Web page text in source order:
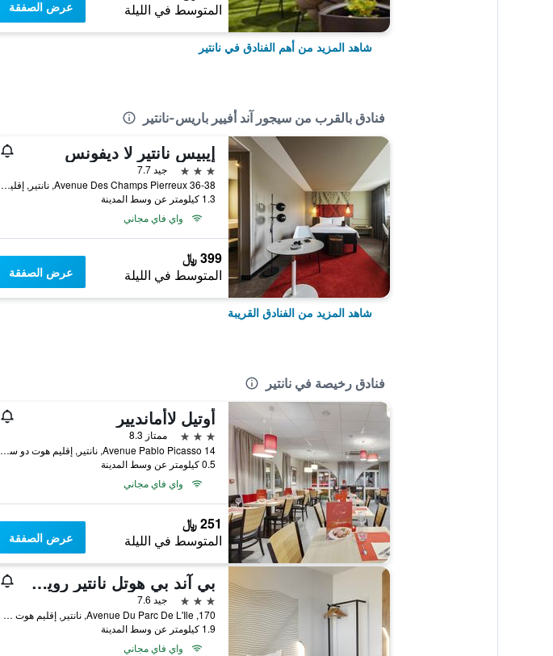
المتوسط في الليلة عرض الصفقة
شاهد المزيد من أهم الفنادق في نانتير
فنادق بالقرب من سيجور آند أفيير باريس-نانتير
إيبيس نانتير لا ديفونس
3 نجوم
جيد 7.7
36-38 Avenue Des Champs Pierreux, نانتير, إقليم هوت دو سين, فرنسا
1.3 كيلومتر عن وسط المدينة
واي فاي مجاني
399 ﷼
المتوسط في الليلة عرض الصفقة
شاهد المزيد من الفنادق القريبة
فنادق رخيصة في نانتير
أوتيل لاأمانديير
3 نجوم
ممتاز 8.3
14 Avenue Pablo Picasso, نانتير, إقليم هوت دو سين, فرنسا
0.5 كيلومتر عن وسط المدينة
واي فاي مجاني
251 ﷼
المتوسط في الليلة عرض الصفقة
بي آند بي هوتل نانتير رويل مالميزون
3 نجوم
جيد 7.6
170, Avenue Du Parc De L'Ile, نانتير, إقليم هوت دو سين, فرنسا
1.9 كيلومتر عن وسط المدينة
واي فاي مجاني